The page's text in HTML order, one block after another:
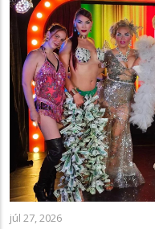
júl 27, 2026